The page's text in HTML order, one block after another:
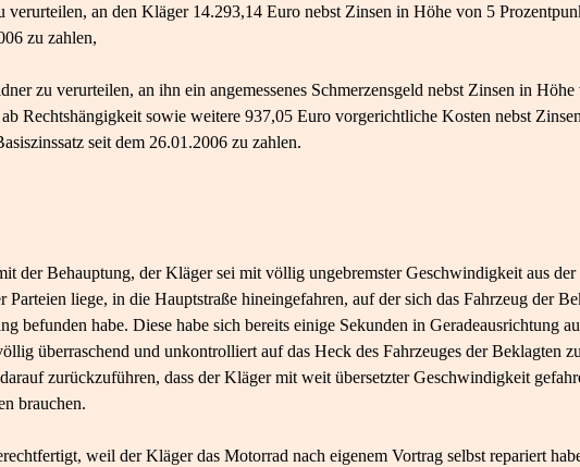
verurteilen, an den Kläger 14.293,14 Euro nebst Zinsen in Höhe von 5
zu zahlen,
zu verurteilen, an ihn ein angemessenes Schmerzensgeld nebst Zinsen in
Rechtshängigkeit sowie weitere 937,05 Euro vorgerichtliche Kosten nebst
seit dem 26.01.2006 zu zahlen.
der Behauptung, der Kläger sei mit völlig ungebremster Geschwindigkeit aus
liege, in die Hauptstraße hineingefahren, auf der sich das Fahrzeug der
befunden habe. Diese habe sich bereits einige Sekunden in Geradeausrichtung
überraschend und unkontrolliert auf das Heck des Fahrzeuges der Beklagten
zurückzuführen, dass der Kläger mit weit übersetzter Geschwindigkeit
brauchen.
weil der Kläger das Motorrad nach eigenem Vortrag selbst repariert